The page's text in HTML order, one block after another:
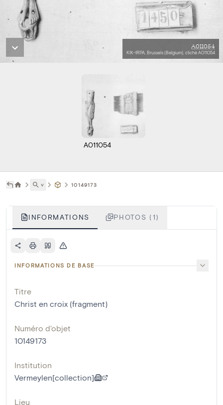
A011054
KIK-IRPA, Brussels (Belgium), cliché A011054
A011054
˅ 10149173
INFORMATIONS PHOTOS (1)
INFORMATIONS DE BASE
Titre
Christ en croix (fragment)
Numéro d'objet
10149173
Institution
Vermeylen[collection]
Lieu